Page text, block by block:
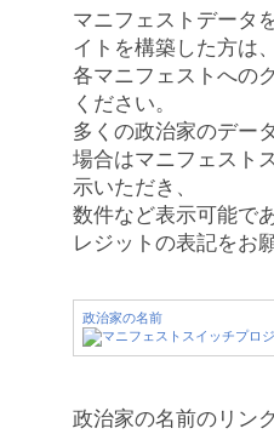
マニフェストデータ
イトを構築した方は、
各マニフェストへの
ください。
多くの政治家のデー
場合はマニフェスト
示いただき、
数件など表示可能で
レジットの表記をお
政治家の名前
政治家の名前のリン